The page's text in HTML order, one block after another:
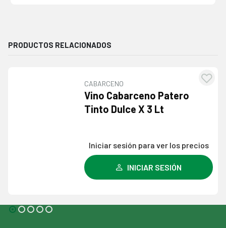
PRODUCTOS RELACIONADOS
CABARCENO
Vino Cabarceno Patero
Tinto Dulce X 3 Lt
Iniciar sesión para ver los precios
INICIAR SESIÓN